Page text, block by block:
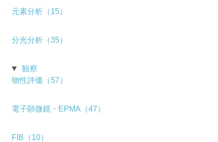
元素分析（15）
分光分析（35）
観察
物性評価（57）
電子顕微鏡・EPMA（47）
FIB（10）